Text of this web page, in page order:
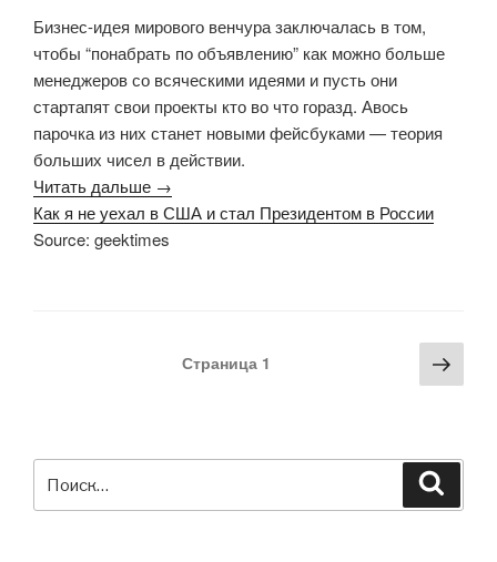
Бизнес-идея мирового венчура заключалась в том,
чтобы “понабрать по объявлению” как можно больше
менеджеров со всяческими идеями и пусть они
стартапят свои проекты кто во что горазд. Авось
парочка из них станет новыми фейсбуками — теория
больших чисел в действии.
Читать дальше →
Как я не уехал в США и стал Президентом в России
Source: geektimes
Страница 1